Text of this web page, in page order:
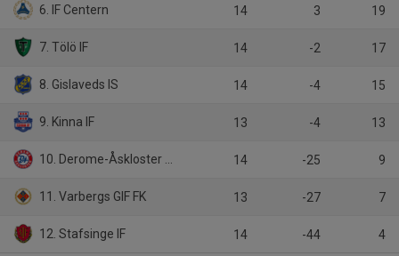
6. IF Centern 14 3 19
7. Tölö IF 14 -2 17
8. Gislaveds IS 14 -4 15
9. Kinna IF 13 -4 13
10. Derome-Åskloster FF 14 -25 9
11. Varbergs GIF FK 13 -27 7
12. Stafsinge IF 14 -44 4